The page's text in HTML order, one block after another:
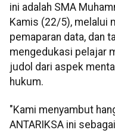
ini adalah SMA
Kamis (22/5), melalui
pemaparan data, dan
mengedukasi pelajar
judol dari aspek
hukum.
"Kami menyambut
ANTARIKSA ini